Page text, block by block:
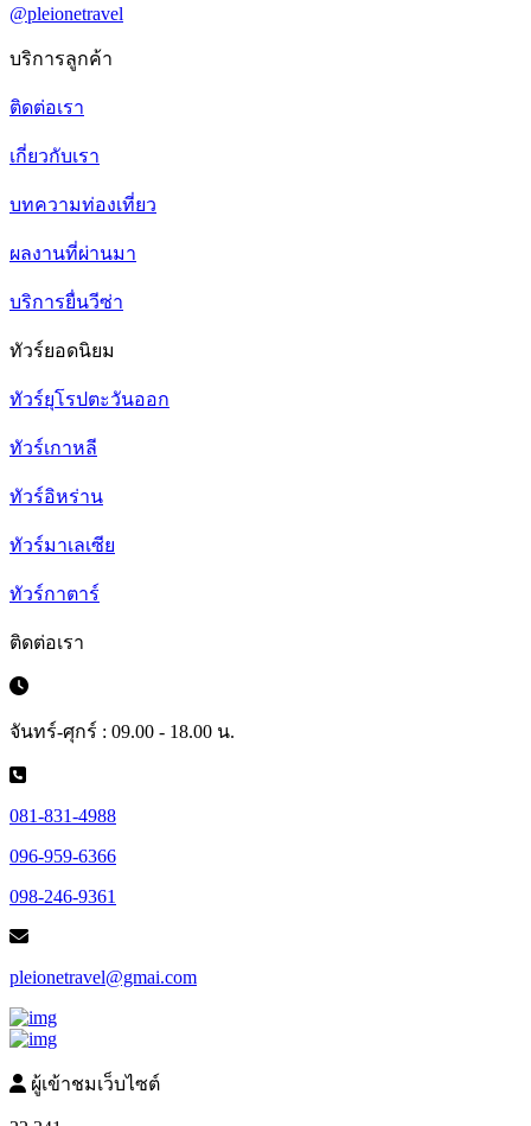
@pleionetravel
บริการลูกค้า
ติดต่อเรา
เกี่ยวกับเรา
บทความท่องเที่ยว
ผลงานที่ผ่านมา
บริการยื่นวีซ่า
ทัวร์ยอดนิยม
ทัวร์ยุโรปตะวันออก
ทัวร์เกาหลี
ทัวร์อิหร่าน
ทัวร์มาเลเซีย
ทัวร์กาตาร์
ติดต่อเรา
จันทร์-ศุกร์ : 09.00 - 18.00 น.
081-831-4988
096-959-6366
098-246-9361
pleionetravel@gmai.com
ผู้เข้าชมเว็บไซต์